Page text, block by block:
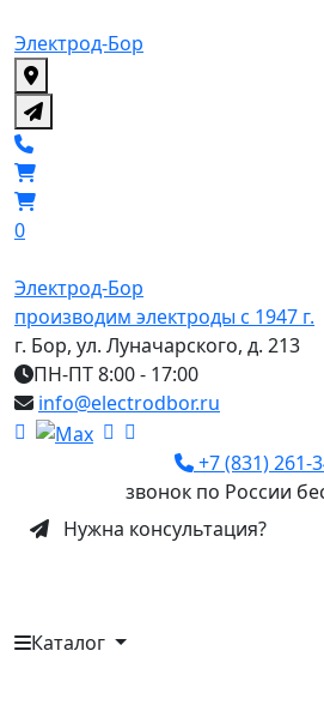
Электрод-Бор
0
Электрод-Бор
производим электроды с 1947 г.
г. Бор, ул. Луначарского, д. 213
ПН-ПТ 8:00 - 17:00
info@electrodbor.ru
+7 (831) 261-
звонок по России
Нужна консультация?
Каталог